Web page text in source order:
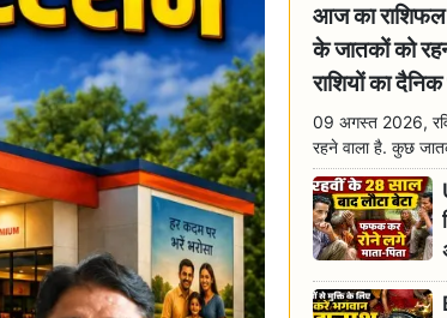
आज का
के जातकों को
राशियों का
09 अगस्त 2026,
रहने वाला है. कुछ